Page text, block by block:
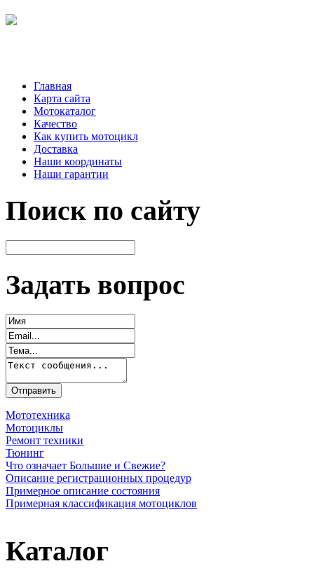
Главная
Карта сайта
Мотокаталог
Качество
Как купить мотоцикл
Доставка
Наши координаты
Наши гарантии
Поиск по сайту
Задать вопрос
Мототехника
Мотоциклы
Ремонт техники
Тюнинг
Что означает Большие и Свежие?
Описание регистрационных процедур
Примерное описание состояния
Примерная классификация мотоциклов
Каталог